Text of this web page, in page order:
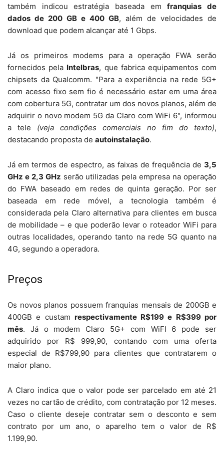
também indicou estratégia baseada emfranquias de
dados de 200 GB e 400 GB, além de velocidades de
download que podem alcançar até 1 Gbps.
Já os primeiros modems para a operação FWA serão
fornecidos pela Intelbras, que fabrica equipamentos com
chipsets da Qualcomm. "Para a experiência na rede 5G+
com acesso fixo sem fio é necessário estar em uma área
com cobertura 5G, contratar um dos novos planos, além de
adquirir o novo modem 5G da Claro com WiFi 6", informou
a tele (veja condições comerciais no fim do texto),
destacando proposta de autoinstalação.
Já em termos de espectro, as faixas de frequência de 3,5
GHz e 2,3 GHz serão utilizadas pela empresa na operação
do FWA baseado em redes de quinta geração. Por ser
baseada em rede móvel, a tecnologia também é
considerada pela Claro alternativa para clientes em busca
de mobilidade – e que poderão levar o roteador WiFi para
outras localidades, operando tanto na rede 5G quanto na
4G, segundo a operadora.
Preços
Os novos planos possuem franquias mensais de 200GB e
400GB e custam respectivamente R$199 e R$399 por
mês. Já o modem Claro 5G+ com WiFI 6 pode ser
adquirido por R$ 999,90, contando com uma oferta
especial de R$799,90 para clientes que contratarem o
maior plano.
A Claro indica que o valor pode ser parcelado em até 21
vezes no cartão de crédito, com contratação por 12 meses.
Caso o cliente deseje contratar sem o desconto e sem
contrato por um ano, o aparelho tem o valor de R$
1.199,90.